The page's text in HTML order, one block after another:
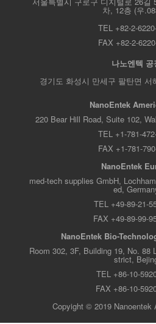
차, 12층 (우
TEL +82-2-
FAX +82-2-
나노엔텍 공
경기도 화성시 만세구 팔탄면 서
NanoEntek
220 Bear Hill Road, Suite 102,
TEL +1-781-
FAX +1-781-
NanoEntek
med-tech supplies GmbH,
ed,
TEL +49-89-21-
FAX +49-89-99-
NanoEntek Bio-
Room 302, 3F, Building 19, No. 88
strict,
TEL +86-10-
FAX +86-10-
Copyight © 2019 Nanoentek